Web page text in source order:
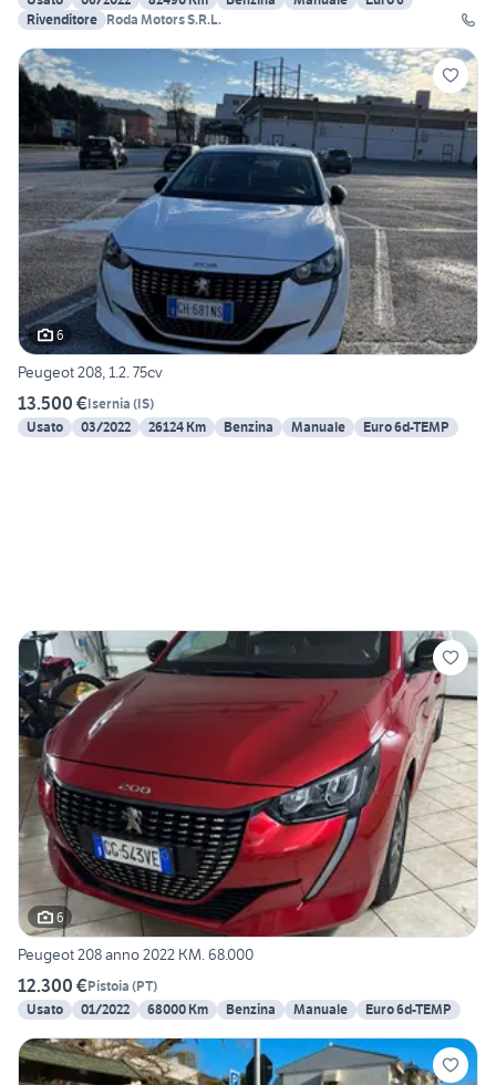
Rivenditore Roda Motors S.R.L.
6
Peugeot 208, 1.2. 75cv
13.500 €Isernia (IS)
Usato
03/2022 26124 Km Benzina Manuale Euro 6d-TEMP
6
Peugeot 208 anno 2022 KM. 68.000
12.300 €Pistoia (PT)
Usato
01/2022 68000 Km Benzina Manuale Euro 6d-TEMP